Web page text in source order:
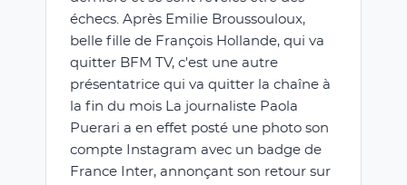
échecs. Après Emilie Broussouloux,
belle fille de François Hollande, qui va
quitter BFM TV, c'est une autre
présentatrice qui va quitter la chaîne à
la fin du mois La journaliste Paola
Puerari a en effet posté une photo son
compte Instagram avec un badge de
France Inter, annonçant son retour sur